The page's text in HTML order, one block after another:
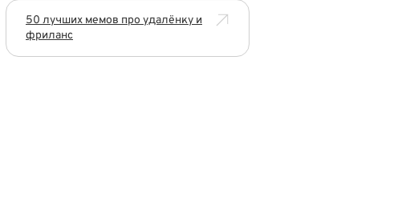
50 лучших мемов про удалёнку и
фриланс